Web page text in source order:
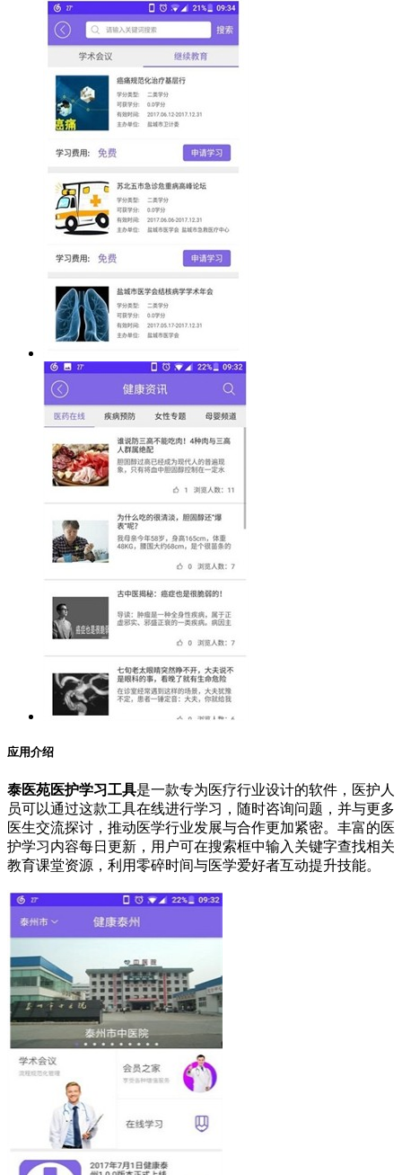
应用介绍
泰医苑医护学习工具是一款专为医疗行业设计的软件，医护人
员可以通过这款工具在线进行学习，随时咨询问题，并与更多
医生交流探讨，推动医学行业发展与合作更加紧密。丰富的医
护学习内容每日更新，用户可在搜索框中输入关键字查找相关
教育课堂资源，利用零碎时间与医学爱好者互动提升技能。